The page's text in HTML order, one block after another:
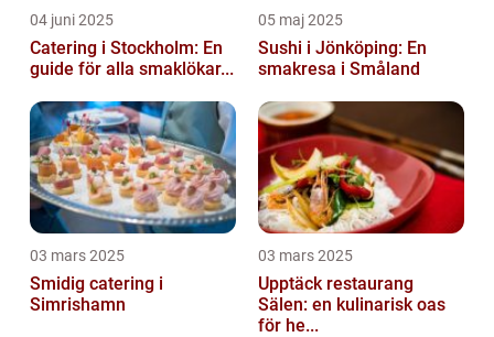
04 juni 2025
Catering i Stockholm: En
guide för alla smaklökar...
05 maj 2025
Sushi i Jönköping: En
smakresa i Småland
03 mars 2025
Smidig catering i
Simrishamn
03 mars 2025
Upptäck restaurang
Sälen: en kulinarisk oas
för he...